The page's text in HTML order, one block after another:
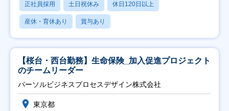
正社員採用 土日祝休み 休日120日以上
産休・育休あり 賞与あり
【桜台・西台勤務】生命保険_加入促進プロジェクト
のチームリーダー
パーソルビジネスプロセスデザイン株式会社
東京都